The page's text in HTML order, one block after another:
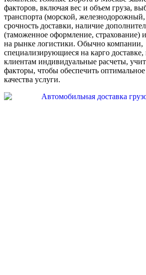
факторов, включая вес и объем груза,
транспорта (морской,
срочность доставки, наличие
(таможенное оформление,
на рынке логистики. Обычно компании,
специализирующиеся на карго доставке,
клиентам индивидуальные расчеты,
факторы, чтобы обеспечить
качества услуги.